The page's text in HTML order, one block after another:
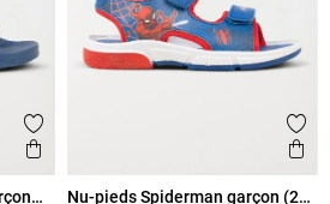
Ajouter aux favoris
Aperçu rapide
Nu-pieds Spiderman garçon (24-